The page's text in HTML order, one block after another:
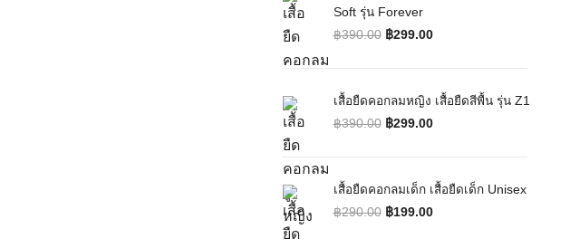
Soft รุ่น Forever
฿390.00
Original price was: ฿390.00.
฿299.00
Current price is: ฿299.00.
เสื้อยืดคอกลมหญิง เสื้อยืดสีพื้น รุ่น Z1
฿390.00
Original price was: ฿390.00.
฿299.00
Current price is: ฿299.00.
เสื้อยืดคอกลมเด็ก เสื้อยืดเด็ก Unisex
฿290.00
Original price was: ฿290.00.
฿199.00
Current price is: ฿199.00.